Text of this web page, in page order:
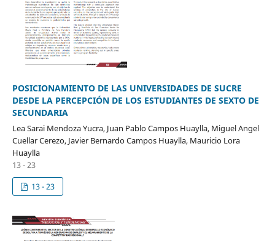
POSICIONAMIENTO DE LAS UNIVERSIDADES DE SUCRE
DESDE LA PERCEPCIÓN DE LOS ESTUDIANTES DE SEXTO DE
SECUNDARIA
Lea Sarai Mendoza Yucra, Juan Pablo Campos Huaylla, Miguel Angel
Cuellar Cerezo, Javier Bernardo Campos Huaylla, Mauricio Lora
Huaylla
13 - 23
13 - 23